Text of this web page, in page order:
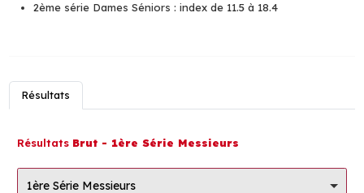
2ème série Dames Séniors : index de 11.5 à 18.4
Résultats
Résultats Brut - 1ère Série Messieurs
1ère Série Messieurs